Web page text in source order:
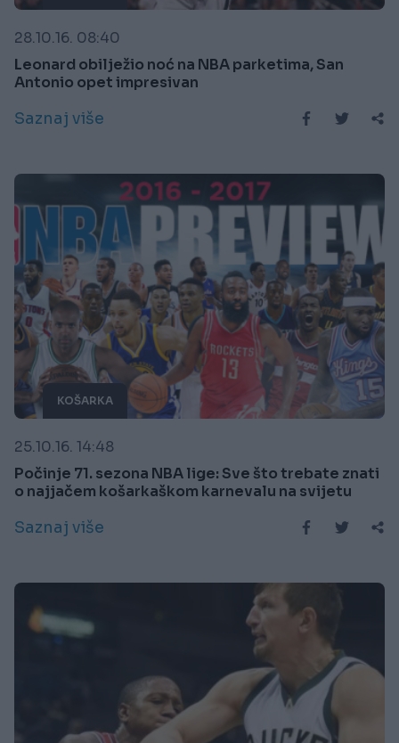
28.10.16. 08:40
Leonard obilježio noć na NBA parketima, San
Antonio opet impresivan
Saznaj više
KOŠARKA
25.10.16. 14:48
Počinje 71. sezona NBA lige: Sve što trebate znati
o najjačem košarkaškom karnevalu na svijetu
Saznaj više